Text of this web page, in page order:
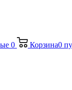
0 Корзина0